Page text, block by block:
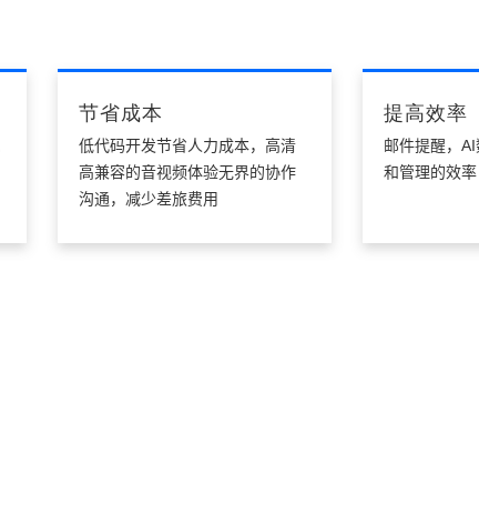
节省成本
低代码开发节省人力成本，高清
高兼容的音视频体验无界的协作
沟通，减少差旅费用
提高效率
邮件提醒，
和管理的效率